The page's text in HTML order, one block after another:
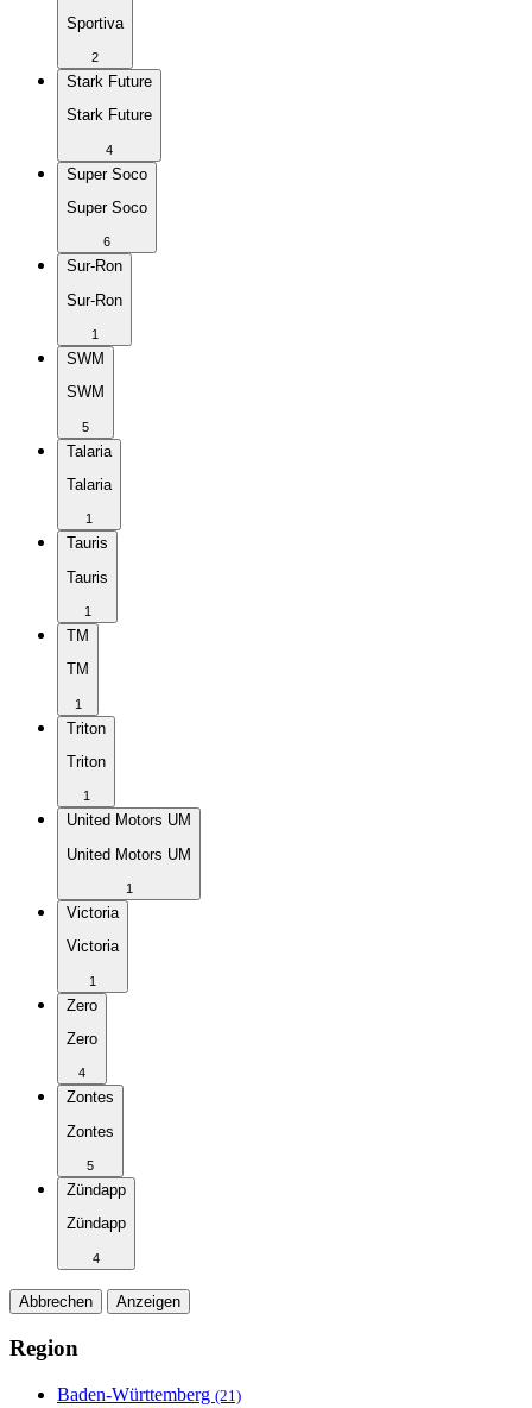
Sportiva
2
Stark Future
Stark Future
4
Super Soco
Super Soco
6
Sur-Ron
Sur-Ron
1
SWM
SWM
5
Talaria
Talaria
1
Tauris
Tauris
1
TM
TM
1
Triton
Triton
1
United Motors UM
United Motors UM
1
Victoria
Victoria
1
Zero
Zero
4
Zontes
Zontes
5
Zündapp
Zündapp
4
Abbrechen Anzeigen
Region
Baden-Württemberg (21)